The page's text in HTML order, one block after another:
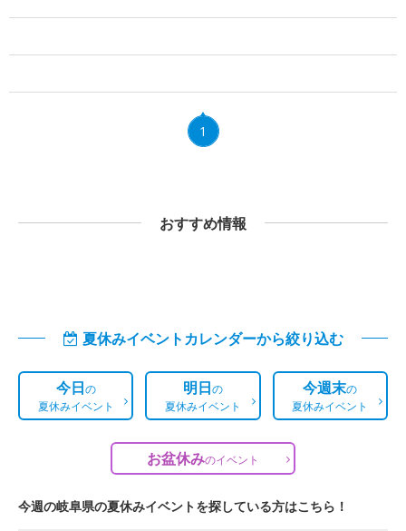
1
おすすめ情報
夏休みイベントカレンダーから絞り込む
今日の
夏休みイベント
明日の
夏休みイベント
今週末の
夏休みイベント
お盆休みのイベント
今週の岐阜県の夏休みイベントを探している方はこちら！